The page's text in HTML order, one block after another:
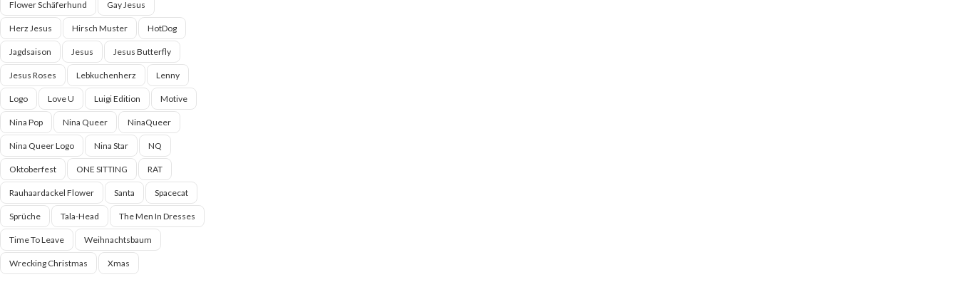
Flower Schäferhund Gay Jesus
Herz Jesus Hirsch Muster HotDog
Jagdsaison Jesus Jesus Butterfly
Jesus Roses Lebkuchenherz Lenny
Logo Love U Luigi Edition Motive
Nina Pop Nina Queer NinaQueer
Nina Queer Logo Nina Star NQ
Oktoberfest ONE SITTING RAT
Rauhaardackel Flower Santa Spacecat
Sprüche Tala-Head The Men In Dresses
Time To Leave Weihnachtsbaum
Wrecking Christmas Xmas